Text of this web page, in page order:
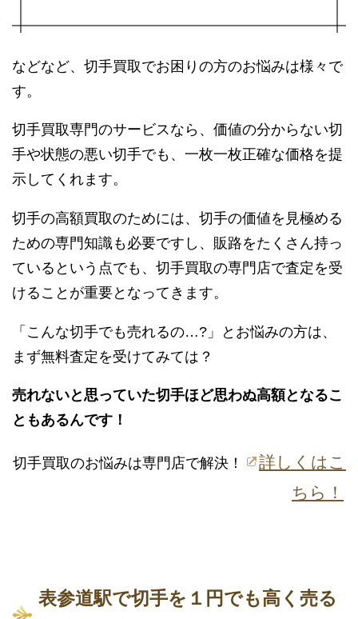
などなど、切手買取でお困りの方のお悩みは様々で
す。
切手買取専門のサービスなら、価値の分からない切
手や状態の悪い切手でも、一枚一枚正確な価格を提
示してくれます。
切手の高額買取のためには、切手の価値を見極める
ための専門知識も必要ですし、販路をたくさん持っ
ているという点でも、切手買取の専門店で査定を受
けることが重要となってきます。
「こんな切手でも売れるの…?」とお悩みの方は、
まず無料査定を受けてみては？
売れないと思っていた切手ほど思わぬ高額となるこ
ともあるんです！
切手買取のお悩みは専門店で解決！
詳しくはこ
ちら！
表参道駅で切手を１円でも高く売る